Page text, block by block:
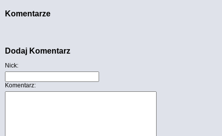
Komentarze
Dodaj Komentarz
Nick:
Komentarz: